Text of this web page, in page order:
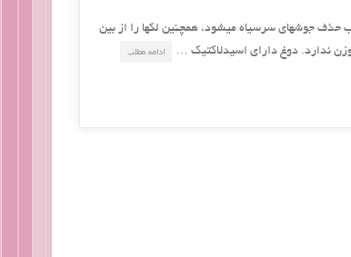
دوغ یکی از بهترین راه‎های خانگی است که نه تنها موجب حذف جوش‎های سرسیاه می‎شود، همچنین لک‎ها را از بین
ادامه مطلب